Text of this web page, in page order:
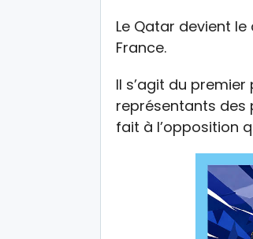
Le Qatar devient
France.
Il s’agit du
représentants des
fait à l’opposition